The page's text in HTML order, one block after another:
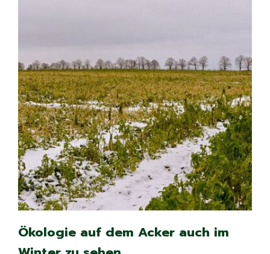
Ökologie auf dem Acker auch im